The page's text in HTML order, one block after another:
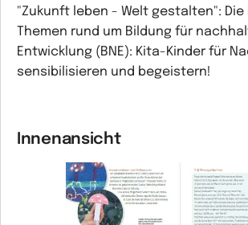
"Zukunft leben - Welt gestalten": Die
Themen rund um Bildung für
Entwicklung (BNE): Kita-Kinder für
sensibilisieren und begeistern!
Innenansicht